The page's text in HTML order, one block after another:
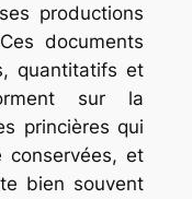
productions
documents
quantitatifs et
sur la
princières qui
conservées, et
bien souvent